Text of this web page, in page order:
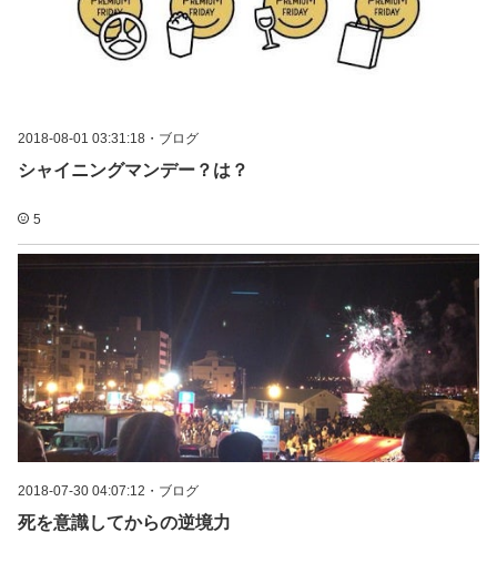
2018-08-01 03:31:18 ・ ブログ
シャイニングマンデー？は？
5
2018-07-30 04:07:12 ・ ブログ
死を意識してからの逆境力